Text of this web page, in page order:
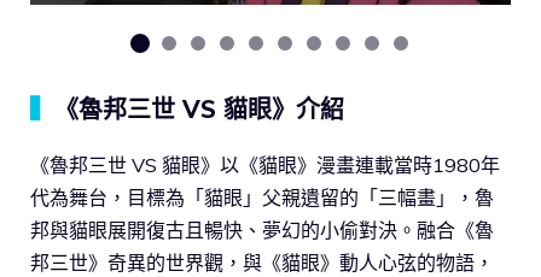
《魯邦三世 VS 貓眼》介紹
《魯邦三世 VS 貓眼》以《貓眼》漫畫連載當時1980年
代為舞台，目標為「貓眼」父親遺留的「三幅畫」，魯
邦與貓眼展開復古且暢快、夢幻的小偷對決。融合《魯
邦三世》奇異的世界觀，與《貓眼》動人心弦的物語，